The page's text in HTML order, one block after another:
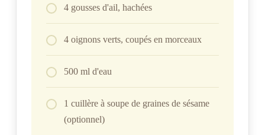
4 gousses d'ail, hachées
4 oignons verts, coupés en morceaux
500 ml d'eau
1 cuillère à soupe de graines de sésame
(optionnel)